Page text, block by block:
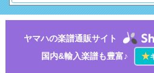
ヤマハの楽譜通販サイト
国内&輸入楽譜も豊富♪
★